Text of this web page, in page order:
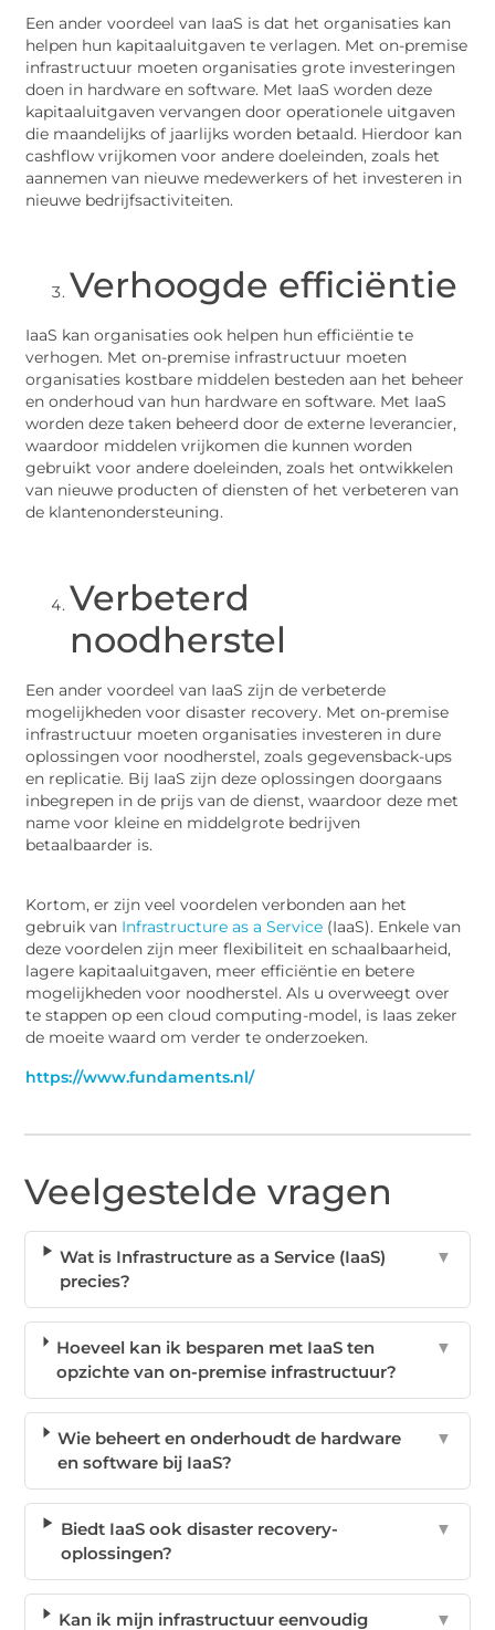
Een ander voordeel van IaaS is dat het organisaties kan
helpen hun kapitaaluitgaven te verlagen. Met on-premise
infrastructuur moeten organisaties grote investeringen
doen in hardware en software. Met IaaS worden deze
kapitaaluitgaven vervangen door operationele uitgaven
die maandelijks of jaarlijks worden betaald. Hierdoor kan
cashflow vrijkomen voor andere doeleinden, zoals het
aannemen van nieuwe medewerkers of het investeren in
nieuwe bedrijfsactiviteiten.
Verhoogde efficiëntie
IaaS kan organisaties ook helpen hun efficiëntie te
verhogen. Met on-premise infrastructuur moeten
organisaties kostbare middelen besteden aan het beheer
en onderhoud van hun hardware en software. Met IaaS
worden deze taken beheerd door de externe leverancier,
waardoor middelen vrijkomen die kunnen worden
gebruikt voor andere doeleinden, zoals het ontwikkelen
van nieuwe producten of diensten of het verbeteren van
de klantenondersteuning.
Verbeterd
noodherstel
Een ander voordeel van IaaS zijn de verbeterde
mogelijkheden voor disaster recovery. Met on-premise
infrastructuur moeten organisaties investeren in dure
oplossingen voor noodherstel, zoals gegevensback-ups
en replicatie. Bij IaaS zijn deze oplossingen doorgaans
inbegrepen in de prijs van de dienst, waardoor deze met
name voor kleine en middelgrote bedrijven
betaalbaarder is.
Kortom, er zijn veel voordelen verbonden aan het
gebruik van Infrastructure as a Service (IaaS). Enkele van
deze voordelen zijn meer flexibiliteit en schaalbaarheid,
lagere kapitaaluitgaven, meer efficiëntie en betere
mogelijkheden voor noodherstel. Als u overweegt over
te stappen op een cloud computing-model, is Iaas zeker
de moeite waard om verder te onderzoeken.
https://www.fundaments.nl/
Veelgestelde vragen
Wat is Infrastructure as a Service (IaaS)
precies?
▼
Hoeveel kan ik besparen met IaaS ten
opzichte van on-premise infrastructuur?
▼
Wie beheert en onderhoudt de hardware
en software bij IaaS?
▼
Biedt IaaS ook disaster recovery-
oplossingen?
▼
Kan ik mijn infrastructuur eenvoudig ▼